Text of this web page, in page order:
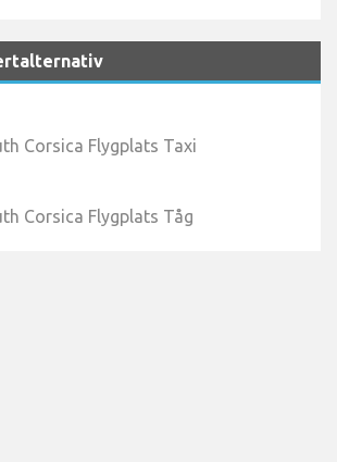
Corsica Flygplats Taxi
Corsica Flygplats Tåg